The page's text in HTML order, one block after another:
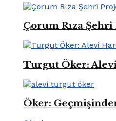
Çorum Rıza
Turgut Öker: Alevi
Öker: